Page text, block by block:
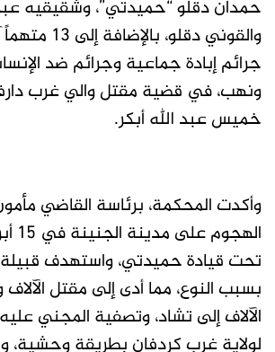
حمدان دقلو “حميدتي”، وشقيقيه
والقوني دقلو،
جرائم إبادة جماعية وجرائم ضد
ونهب، في قضية مقتل والي غرب
خميس عبد الله أبكر.
وأكدت المحكمة، برئاسة القاضي
تحت قيادة حميدتي، واستهدف قبيلة
بسبب النوع، مما أدى إلى مقتل
الآلاف إلى تشاد، وتصفية المجني
لولاية غرب كردفان بطريقة وحشية،